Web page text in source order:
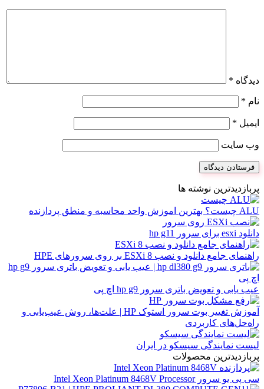
دیدگاه *
نام *
ایمیل *
وب‌ سایت
پربازدیدترین نوشته ها
ALU چیست؟ بهترین اموزش واحد محاسبه و منطق پردازنده
دانلود esxi برای سرور hp g11
راهنمای جامع دانلود و نصب ESXi 8 بر روی سرورهای HPE
عیب یابی و تعویض باتری سرور hp g9 اچ پی
آموزش تغییر بوت سرور استوک HP | علت‌ها، روش عیب‌یابی و
راه‌حل‌های کاربردی
لیست نمایندگی سیسکو در ایران
پربازدیدترین محصولات
سی پی یو سرور Intel Xeon Platinum 8468V Processor